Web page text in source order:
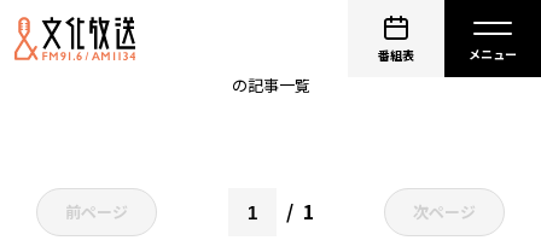
番組表
三代目 三遊亭金馬
の記事一覧
前ページ 1 次ページ